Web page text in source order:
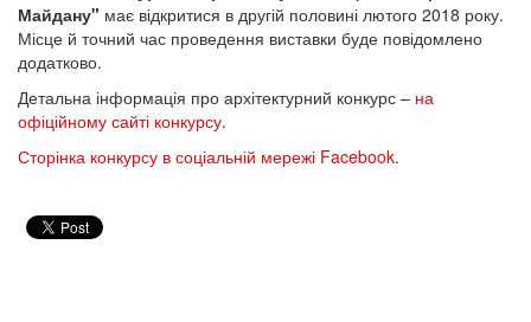
Майдану" має відкритися в другій половині лютого 2018 року.
Місце й точний час проведення виставки буде повідомлено
додатково.
Детальна інформація про архітектурний конкурс – на
офіційному сайті конкурсу.
Сторінка конкурсу в соціальній мережі Facebook.